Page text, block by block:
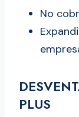
No
PLUS